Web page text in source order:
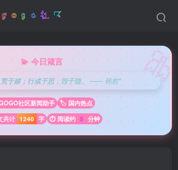
💫 今日箴言
荒于嬉；行成于思，毁于随。 —— 韩愈"
社区新闻助手
🏷️ 国内热点
共计 1240 字 ⏱️ 阅读约 5 分钟